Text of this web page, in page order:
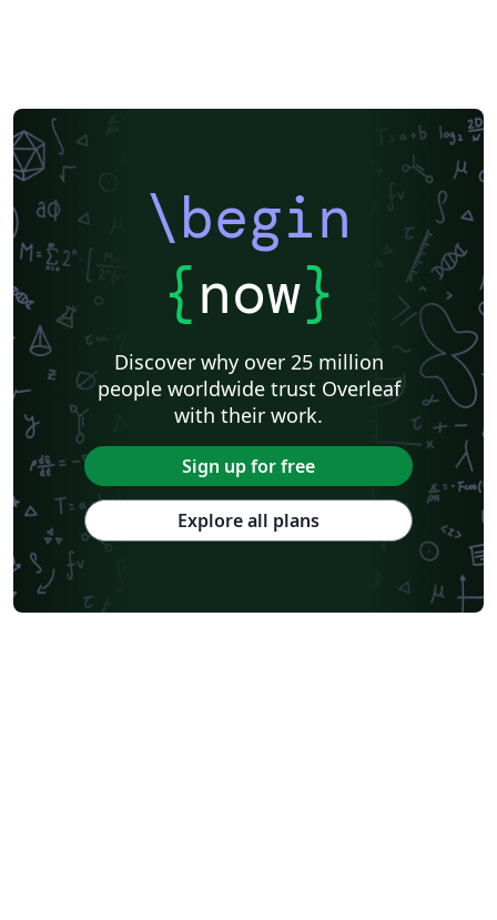
\begin
{now}
Discover why over 25 million
people worldwide trust Overleaf
with their work.
Sign up for free
Explore all plans